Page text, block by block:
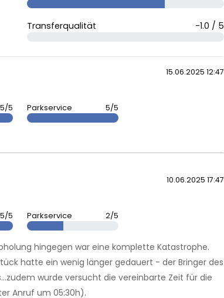
Transferqualität -1.0 / 5
15.06.2025 12:47
5/5 Parkservice 5/5
10.06.2025 17:47
5/5 Parkservice 2/5
hingegen war eine komplette Katastrophe.
hatte ein wenig länger gedauert - der Bringer des
wurde versucht die vereinbarte Zeit für die
Anruf um 05:30h).